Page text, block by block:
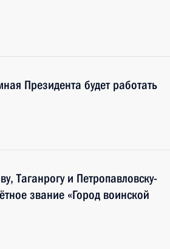
Президента будет работать
Таганрогу и Петропавловску-
звание «Город воинской